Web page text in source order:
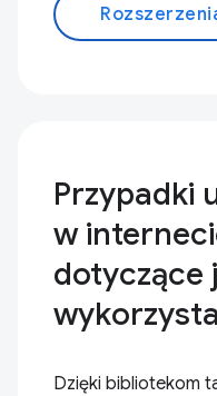
Przypadki
w
dotyczące
Dzięki bibliotekom